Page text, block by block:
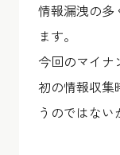
情報漏洩の多
ます。
今回のマイナ
初の情報収集
うのではない